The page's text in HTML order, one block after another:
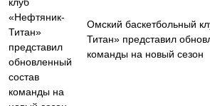
Омский баскетбольный
Титан» представил
команды на новый сезон